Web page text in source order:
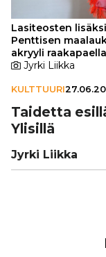
Lasiteosten
Penttisen
akryyli
Jyrki Liikka
KULTTUURI
Taidetta
Ylisillä
Jyrki Liikka